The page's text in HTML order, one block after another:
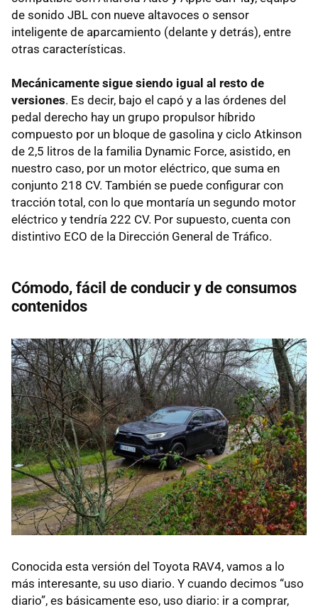
de sonido JBL con nueve altavoces o sensor
inteligente de aparcamiento (delante y detrás), entre
otras características.
Mecánicamente sigue siendo igual al resto de
versiones. Es decir, bajo el capó y a las órdenes del
pedal derecho hay un grupo propulsor híbrido
compuesto por un bloque de gasolina y ciclo Atkinson
de 2,5 litros de la familia Dynamic Force, asistido, en
nuestro caso, por un motor eléctrico, que suma en
conjunto 218 CV. También se puede configurar con
tracción total, con lo que montaría un segundo motor
eléctrico y tendría 222 CV. Por supuesto, cuenta con
distintivo ECO de la Dirección General de Tráfico.
Cómodo, fácil de conducir y de consumos
contenidos
Conocida esta versión del Toyota RAV4, vamos a lo
más interesante, su uso diario. Y cuando decimos “uso
diario”, es básicamente eso, uso diario: ir a comprar,